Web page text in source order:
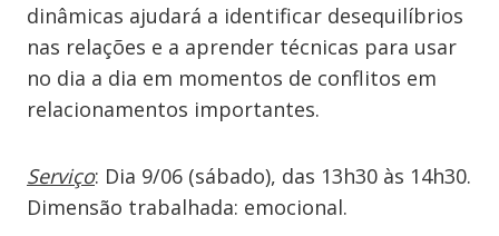
dinâmicas ajudará a identificar desequilíbrios
nas relações e a aprender técnicas para usar
no dia a dia em momentos de conflitos em
relacionamentos importantes.
Serviço: Dia 9/06 (sábado), das 13h30 às 14h30.
Dimensão trabalhada: emocional.